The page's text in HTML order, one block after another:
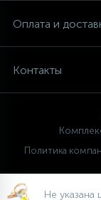
Не указана
Оплата и
Контакты
Политика